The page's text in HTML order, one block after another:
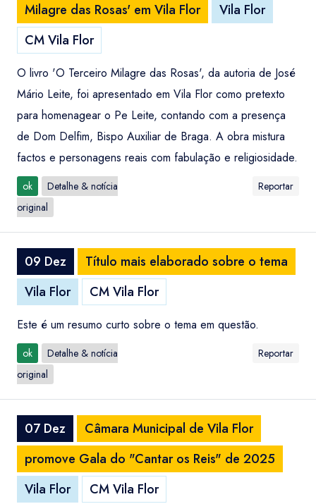
Milagre das Rosas' em Vila Flor
Vila Flor
CM Vila Flor
O livro 'O Terceiro Milagre das Rosas', da autoria de José
Mário Leite, foi apresentado em Vila Flor como pretexto
para homenagear o Pe Leite, contando com a presença
de Dom Delfim, Bispo Auxiliar de Braga. A obra mistura
factos e personagens reais com fabulação e religiosidade.
ok
Detalhe & notícia
original
Reportar
09 Dez
Título mais elaborado sobre o tema
Vila Flor
CM Vila Flor
Este é um resumo curto sobre o tema em questão.
ok
Detalhe & notícia
original
Reportar
07 Dez
Câmara Municipal de Vila Flor
promove Gala do "Cantar os Reis" de 2025
Vila Flor
CM Vila Flor